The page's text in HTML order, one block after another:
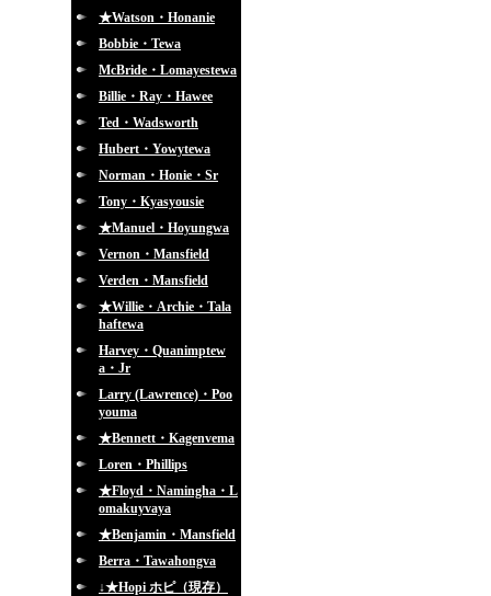
★Watson・Honanie
Bobbie・Tewa
McBride・Lomayestewa
Billie・Ray・Hawee
Ted・Wadsworth
Hubert・Yowytewa
Norman・Honie・Sr
Tony・Kyasyousie
★Manuel・Hoyungwa
Vernon・Mansfield
Verden・Mansfield
★Willie・Archie・Tala
haftewa
Harvey・Quanimptew
a・Jr
Larry (Lawrence)・Poo
youma
★Bennett・Kagenvema
Loren・Phillips
★Floyd・Namingha・L
omakuyvaya
★Benjamin・Mansfield
Berra・Tawahongva
↓★Hopi ホピ（現存）